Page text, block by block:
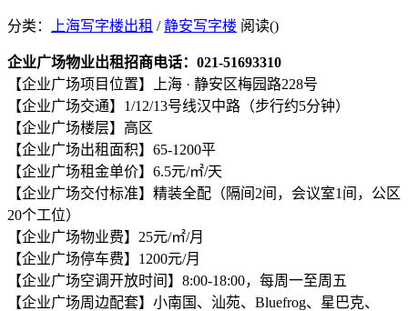
分类： 上海写字楼出租 /静安写字楼 阅读()
企业广场物业出租招商电话：021-51693310
【企业广场项目位置】上海 · 静安区梅园路228号
【企业广场交通】1/12/13号线汉中路（步行约5分钟）
【企业广场楼层】高区
【企业广场出租面积】65-1200平
【企业广场租金单价】6.5元/㎡/天
【企业广场交付标准】精装全配（隔间2间，会议室1间，公区
20个工位）
【企业广场物业费】25元/㎡/月
【企业广场停车费】1200元/月
【企业广场空调开放时间】8:00-18:00，每周一至周五
【企业广场周边配套】小南国、汕苑、Bluefrog、星巴克、